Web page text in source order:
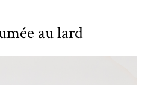
au lard